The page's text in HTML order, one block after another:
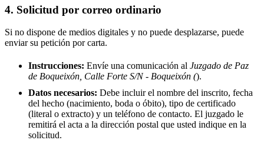
4. Solicitud por correo ordinario
Si no dispone de medios digitales y no puede desplazarse, puede
enviar su petición por carta.
Instrucciones: Envíe una comunicación al Juzgado de Paz
de Boqueixón, Calle Forte S/N - Boqueixón ().
Datos necesarios: Debe incluir el nombre del inscrito, fecha
del hecho (nacimiento, boda o óbito), tipo de certificado
(literal o extracto) y un teléfono de contacto. El juzgado le
remitirá el acta a la dirección postal que usted indique en la
solicitud.